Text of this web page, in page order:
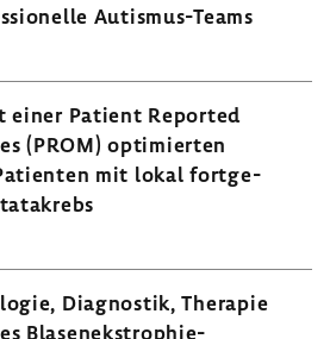
Autismus-​Teams
einer Patient Reported
(PROM) opti­mierten
mit lokal fort­ge­
Diagnostik, Therapie
Blasenekstrophie-​